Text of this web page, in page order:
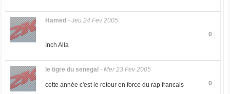
Hamed - Jeu 24 Fev 2005
0
Inch Alla
le tigre du senegal - Mer 23 Fev 2005
0
cette année c'est le retour en force du rap francais